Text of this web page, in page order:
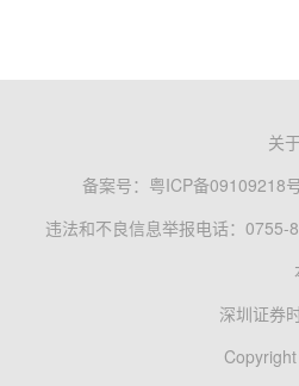
关
备案号： 粤ICP备09109218
违法和不良信息举报电话：0755-
深圳证券